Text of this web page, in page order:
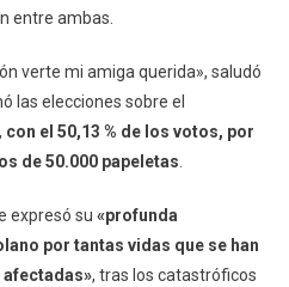
entre ambas.
verte mi amiga querida», saludó
las elecciones sobre el
con el 50,13 % de los votos, por
de 50.000 papeletas.
expresó su «profunda
por tantas vidas que se han
, tras los catastróficos